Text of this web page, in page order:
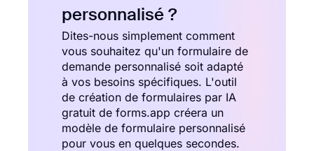
personnalisé ?
Dites-nous simplement comment
vous souhaitez qu'un formulaire de
demande personnalisé soit adapté
à vos besoins spécifiques. L'outil
de création de formulaires par IA
gratuit de forms.app créera un
modèle de formulaire personnalisé
pour vous en quelques secondes.